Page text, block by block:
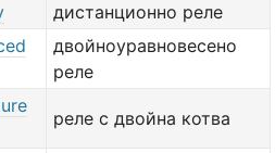
дистанционно реле
двойноуравновесено
реле
реле с двойна котва